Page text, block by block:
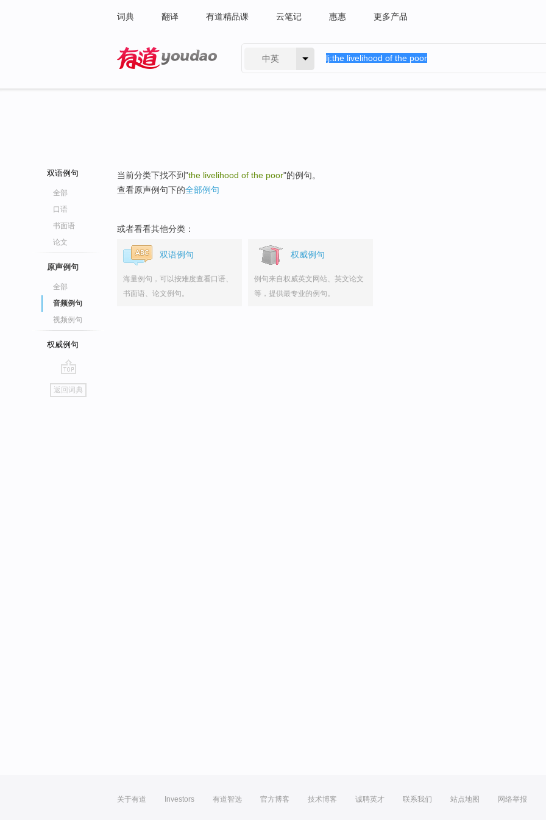
词典 翻译 有道精品课 云笔记 惠惠 更多产品
中英
双语例句
全部
口语
书面语
论文
原声例句
全部
音频例句
视频例句
权威例句
go
top
返回词典
当前分类下找不到"the livelihood of the poor"的例句。
查看原声例句下的全部例句
或者看看其他分类：
双语例句
海量例句，可以按难度查看口语、
书面语、论文例句。
权威例句
例句来自权威英文网站、英文论文
等，提供最专业的例句。
关于有道 Investors 有道智选 官方博客 技术博客 诚聘英才 联系我们 站点地图 网络举报